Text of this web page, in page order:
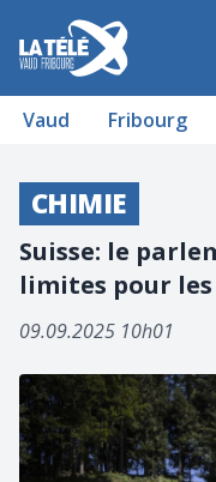
La Télé - Télévision
Vaud Fribourg
CHIMIE
Suisse: le
limites pour les
09.09.2025 10h01